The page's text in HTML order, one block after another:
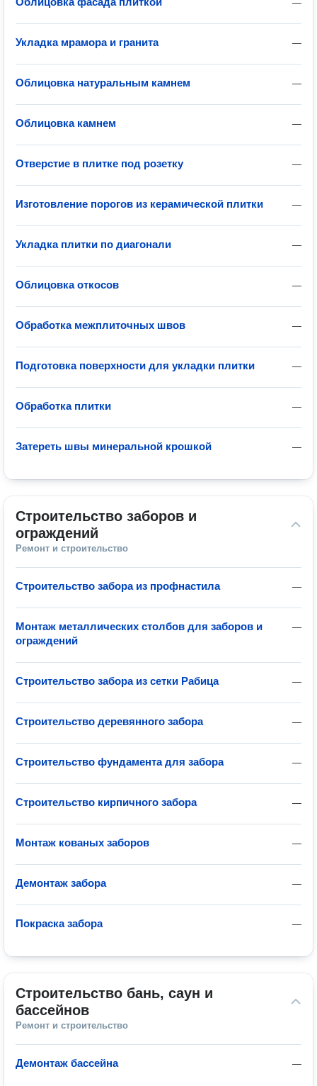
—
—
Укладка мрамора и гранита
—
Облицовка натуральным камнем
—
Облицовка камнем
—
Отверстие в плитке под розетку
—
Изготовление порогов из керамической плитки
—
Укладка плитки по диагонали
—
Облицовка откосов
—
Обработка межплиточных швов
—
Подготовка поверхности для укладки плитки
—
Обработка плитки
—
Затереть швы минеральной крошкой
Строительство заборов и
ограждений
Ремонт и строительство
—
Строительство забора из профнастила
—
Монтаж металлических столбов для заборов и
ограждений
—
Строительство забора из сетки Рабица
—
Строительство деревянного забора
—
Строительство фундамента для забора
—
Строительство кирпичного забора
—
Монтаж кованых заборов
—
Демонтаж забора
—
Покраска забора
Строительство бань, саун и
бассейнов
Ремонт и строительство
—
Демонтаж бассейна